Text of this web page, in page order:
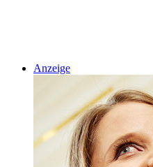
Anzeige